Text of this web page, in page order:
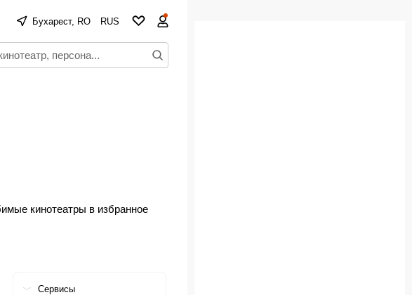
Бухарест, RO RUS
кинотеатры в избранное
Сервисы